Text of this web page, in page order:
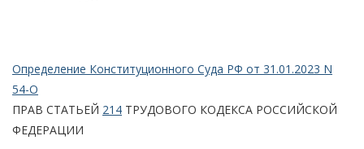
Определение Конституционного Суда РФ от 31.01.2023 N
54-О
ПРАВ СТАТЬЕЙ 214 ТРУДОВОГО КОДЕКСА РОССИЙСКОЙ
ФЕДЕРАЦИИ